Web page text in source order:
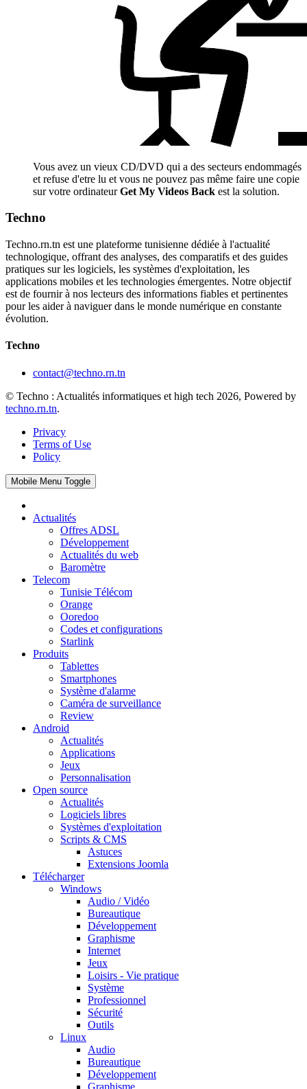
Vous avez un vieux CD/DVD qui a des secteurs endommagés
et refuse d'etre lu et vous ne pouvez pas même faire une copie
sur votre ordinateurGet My Videos Back est la solution.
Techno
Techno.rn.tn est une plateforme tunisienne dédiée à l'actualité
technologique, offrant des analyses, des comparatifs et des guides
pratiques sur les logiciels, les systèmes d'exploitation, les
applications mobiles et les technologies émergentes. Notre objectif
est de fournir à nos lecteurs des informations fiables et pertinentes
pour les aider à naviguer dans le monde numérique en constante
évolution.
Techno
contact@techno.rn.tn
© Techno : Actualités informatiques et high tech 2026, Powered by
techno.rn.tn.
Privacy
Terms of Use
Policy
Mobile Menu Toggle
Actualités
Offres ADSL
Développement
Actualités du web
Baromètre
Telecom
Tunisie Télécom
Orange
Ooredoo
Codes et configurations
Starlink
Produits
Tablettes
Smartphones
Système d'alarme
Caméra de surveillance
Review
Android
Actualités
Applications
Jeux
Personnalisation
Open source
Actualités
Logiciels libres
Systèmes d'exploitation
Scripts & CMS
Astuces
Extensions Joomla
Télécharger
Windows
Audio / Vidéo
Bureautique
Développement
Graphisme
Internet
Jeux
Loisirs - Vie pratique
Système
Professionnel
Sécurité
Outils
Linux
Audio
Bureautique
Développement
Graphisme